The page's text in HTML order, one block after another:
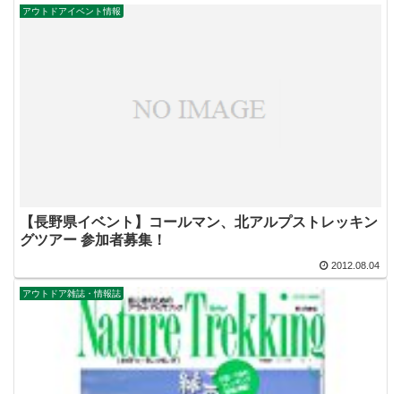
アウトドアイベント情報
【長野県イベント】コールマン、北アルプストレッキン
グツアー 参加者募集！
2012.08.04
アウトドア雑誌・情報誌